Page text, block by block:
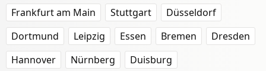
Frankfurt am Main
Stuttgart
Düsseldorf
Dortmund
Leipzig Essen Bremen
Dresden
Hannover
Nürnberg Duisburg